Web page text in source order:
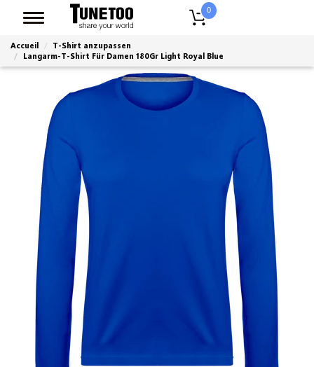
0
Accueil
T-Shirt anzupassen
Langarm-T-Shirt Für Damen 180Gr Light Royal Blue